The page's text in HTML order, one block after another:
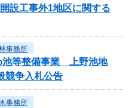
設工事外1地区に関する
事務所
池等整備事業 上野池地
競争入札公告
事務所